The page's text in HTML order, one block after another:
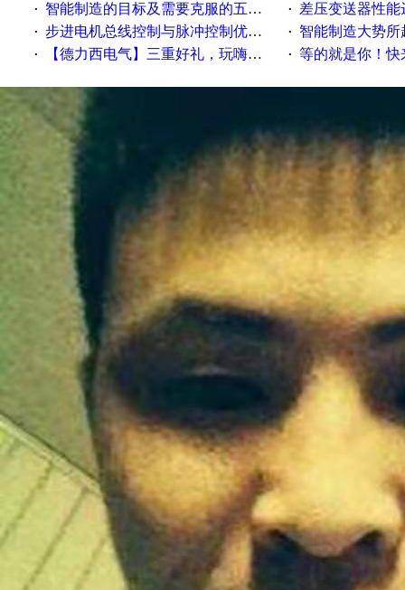
· 智能制造的目标及需要克服的五个障碍 · 差压变送器性能达
· 步进电机总线控制与脉冲控制优缺点 · 智能制造大势所趋
· 【德力西电气】三重好礼，玩嗨夏日！ · 等的就是你！快来